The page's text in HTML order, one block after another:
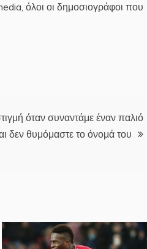
όλοι οι δημοσιογράφοι που
όταν συναντάμε έναν παλιό
δεν θυμόμαστε το όνομά του